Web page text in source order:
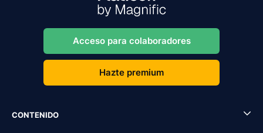
Acceso para colaboradores
Hazte premium
CONTENIDO